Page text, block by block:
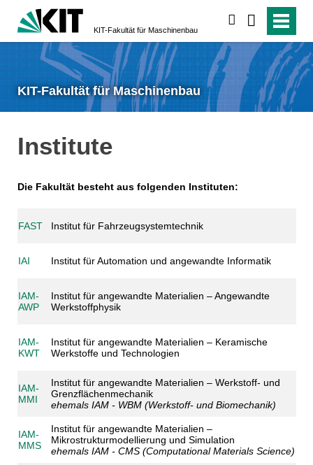
KIT-Fakultät für Maschinenbau
KIT-Fakultät für Maschinenbau
Institute
Die Fakultät besteht aus folgenden Instituten:
FAST Institut für Fahrzeugsystemtechnik
IAI Institut für Automation und angewandte Informatik
IAM-
AWP
Institut für angewandte Materialien – Angewandte
Werkstoffphysik
IAM-
KWT
Institut für angewandte Materialien – Keramische
Werkstoffe und Technologien
IAM-
MMI
Institut für angewandte Materialien – Werkstoff- und
Grenzflächenmechanik
ehemals IAM - WBM (Werkstoff- und Biomechanik)
IAM-
MMS
Institut für angewandte Materialien –
Mikrostrukturmodellierung und Simulation
ehemals IAM - CMS(Computational Materials Science)